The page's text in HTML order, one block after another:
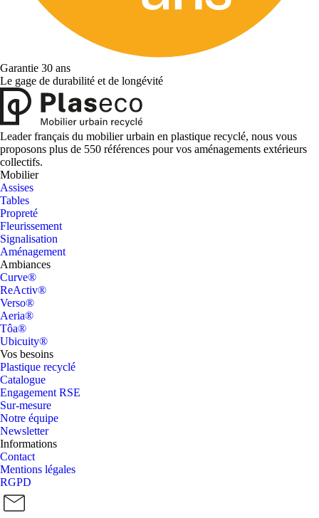
Garantie 30 ans
Le gage de durabilité et de longévité
Leader français du mobilier urbain en plastique recyclé, nous vous
proposons plus de 550 références pour vos aménagements extérieurs
collectifs.
Mobilier
Assises
Tables
Propreté
Fleurissement
Signalisation
Aménagement
Ambiances
Curve®
ReActiv®
Verso®
Aeria®
Tôa®
Ubicuity®
Vos besoins
Plastique recyclé
Catalogue
Engagement RSE
Sur-mesure
Notre équipe
Newsletter
Informations
Contact
Mentions légales
RGPD